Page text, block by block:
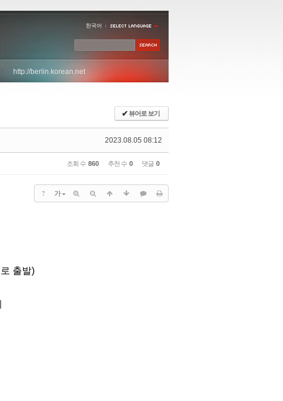
한국어
http://berlin.korean.net
✔뷰어로 보기
2023.08.05 08:12
조회 수 860 추천 수 0 댓글 0
? 가
출발)